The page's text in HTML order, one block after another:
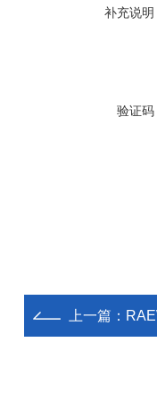
补充说明
验证码
上一篇：